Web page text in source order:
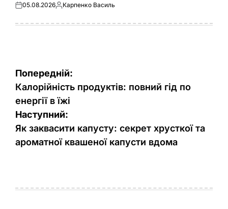
Оприлюднено
05.08.2026Опубліковано
Карпенко Василь
Навігація
записів
Попередній:
Калорійність продуктів: повний гід по
енергії в їжі
Наступний:
Як заквасити капусту: секрет хрусткої та
ароматної квашеної капусти вдома